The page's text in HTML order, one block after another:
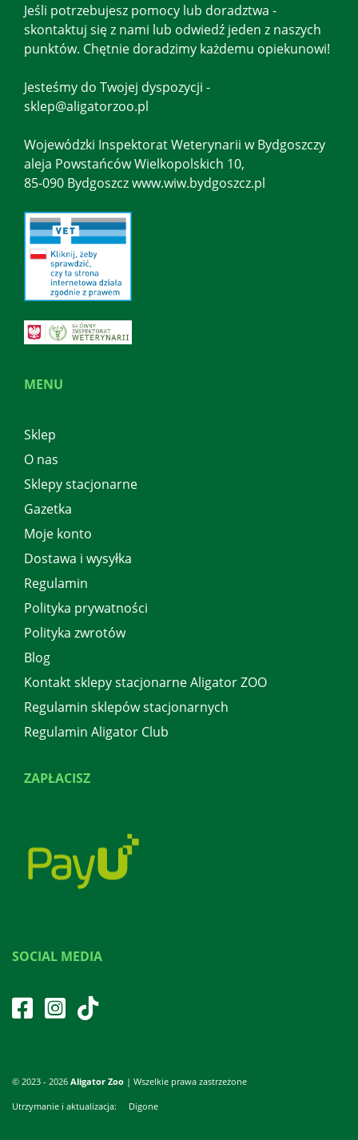
MENU
Sklep
O nas
Sklepy stacjonarne
Gazetka
Moje konto
Dostawa i wysyłka
Regulamin
Polityka prywatności
Polityka zwrotów
Blog
Kontakt sklepy stacjonarne Aligator ZOO
Regulamin sklepów stacjonarnych
Regulamin Aligator Club
ZAPŁACISZ
Jeśli potrzebujesz pomocy lub doradztwa -
skontaktuj się z nami lub odwiedź jeden z naszych
punktów. Chętnie doradzimy każdemu opiekunowi!
Jesteśmy do Twojej dyspozycji -
sklep@aligatorzoo.pl
Wojewódzki Inspektorat Weterynarii w Bydgoszczy
aleja Powstańców Wielkopolskich 10,
85-090 Bydgoszcz www.wiw.bydgoszcz.pl
SOCIAL MEDIA
© 2023 - 2026 Aligator Zoo | Wszelkie prawa zastrzeżone
Utrzymanie i aktualizacja: Digone